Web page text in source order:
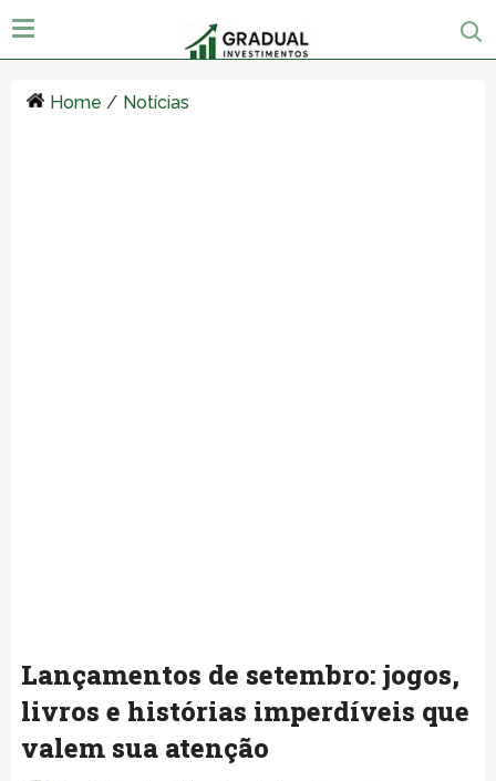
Home / Notícias
Lançamentos de setembro: jogos,
livros e histórias imperdíveis que
valem sua atenção